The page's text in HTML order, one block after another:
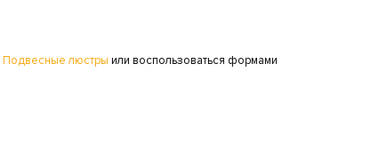
Подвесные люстры или воспользоваться формами